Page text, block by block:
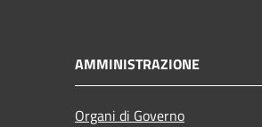
AMMINISTRAZIONE
Organi di Governo